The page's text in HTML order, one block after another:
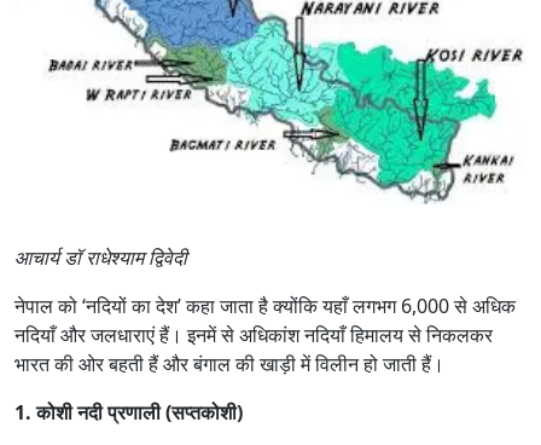
आचार्य डॉ राधेश्याम द्विवेदी
नेपाल को ‘नदियों का देश’ कहा जाता है क्योंकि यहाँ लगभग 6,000 से अधिक
नदियाँ और जलधाराएं हैं। इनमें से अधिकांश नदियाँ हिमालय से निकलकर
भारत की ओर बहती हैं और बंगाल की खाड़ी में विलीन हो जाती हैं।
1. कोशी नदी प्रणाली (सप्तकोशी)